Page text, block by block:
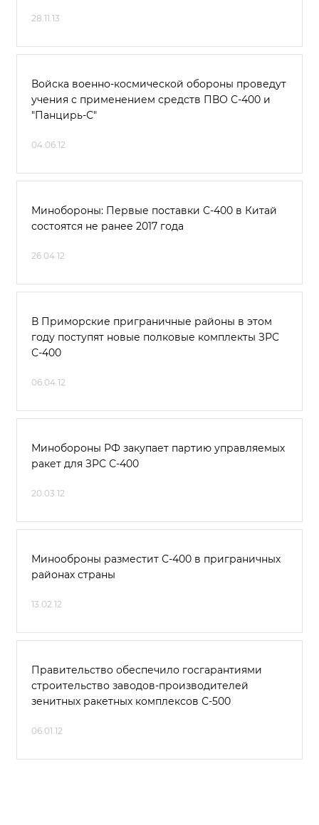
28.11.13
Войска военно-космической обороны проведут
учения с применением средств ПВО С-400 и
"Панцирь-С"
04.06.12
Минобороны: Первые поставки С-400 в Китай
состоятся не ранее 2017 года
26.04.12
В Приморские приграничные районы в этом
году поступят новые полковые комплекты ЗРС
С-400
06.04.12
Минобороны РФ закупает партию управляемых
ракет для ЗРС С-400
20.03.12
Минооброны разместит С-400 в приграничных
районах страны
13.02.12
Правительство обеспечило госгарантиями
строительство заводов-производителей
зенитных ракетных комплексов С-500
06.01.12